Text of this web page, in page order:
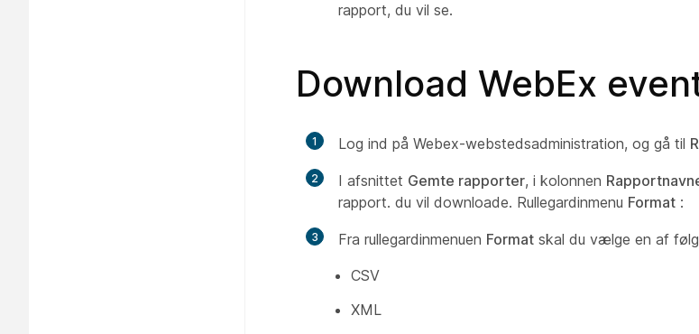
rapport, du vil se.
Download WebEx
1 Log ind på Webex-webstedsadministration, og gå til
2 I afsnittet Gemte rapporter, i kolonnen
rapport. du vil downloade. Rullegardinmenu Format :
3 Fra rullegardinmenuen Format skal du vælge en af
CSV
XML